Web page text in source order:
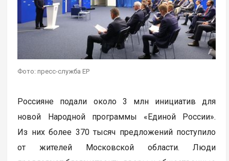
Фото: пресс-служба ЕР
Россияне подали около 3 млн инициатив для
новой Народной программы «Единой России».
Из них более 370 тысяч предложений поступило
от жителей Московской области. Люди